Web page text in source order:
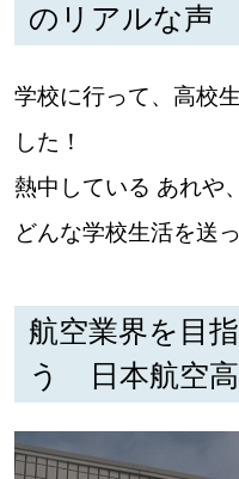
KEYWORD キーワード
Sitakke編集部あい
【いろんな価値観や生き
【札幌のお気に入りを
【道央のお気に入りを
のリアルな声
学校に行って、高校
した！
熱中している あれや
どんな学校生活を送
航空業界を目
う 日本航空高